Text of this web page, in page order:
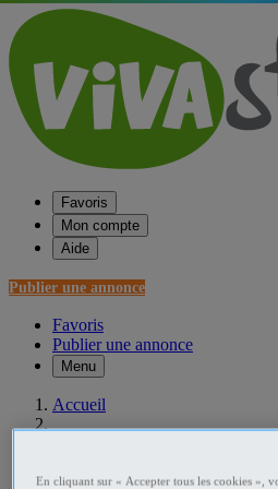
Favoris
Mon compte
Aide
Publier une annonce
Favoris
Publier une annonce
Menu
Accueil
Provence-Alpes-Côte d'Azur
En cliquant sur « Accepter tous les cookies »,